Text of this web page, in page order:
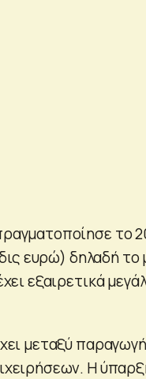
το
ευρώ) δηλαδή το
εξαιρετικά
μεταξύ
Η